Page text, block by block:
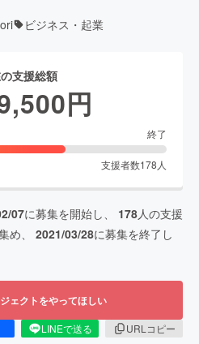
ビジネス・起業
支援総額
円
終了
支援者数178 人
07に募集を開始し、 178人の支援
め、 2021/03/28に募集を終了し
ェクトをやってほしい
LINEで送る
URLコピー